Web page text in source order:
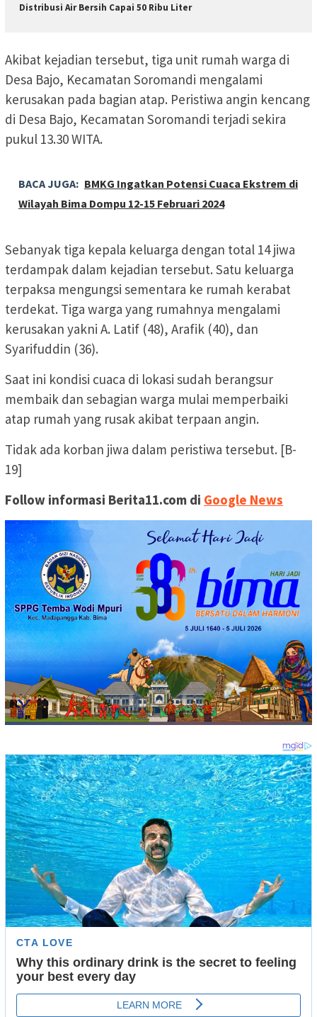
Distribusi Air Bersih Capai 50 Ribu Liter
Akibat kejadian tersebut, tiga unit rumah warga di
Desa Bajo, Kecamatan Soromandi mengalami
kerusakan pada bagian atap. Peristiwa angin kencang
di Desa Bajo, Kecamatan Soromandi terjadi sekira
pukul 13.30 WITA.
BACA JUGA: BMKG Ingatkan Potensi Cuaca Ekstrem di
Wilayah Bima Dompu 12-15 Februari 2024
Sebanyak tiga kepala keluarga dengan total 14 jiwa
terdampak dalam kejadian tersebut. Satu keluarga
terpaksa mengungsi sementara ke rumah kerabat
terdekat. Tiga warga yang rumahnya mengalami
kerusakan yakni A. Latif (48), Arafik (40), dan
Syarifuddin (36).
Saat ini kondisi cuaca di lokasi sudah berangsur
membaik dan sebagian warga mulai memperbaiki
atap rumah yang rusak akibat terpaan angin.
Tidak ada korban jiwa dalam peristiwa tersebut. [B-
19]
Follow informasi Berita11.com di Google News